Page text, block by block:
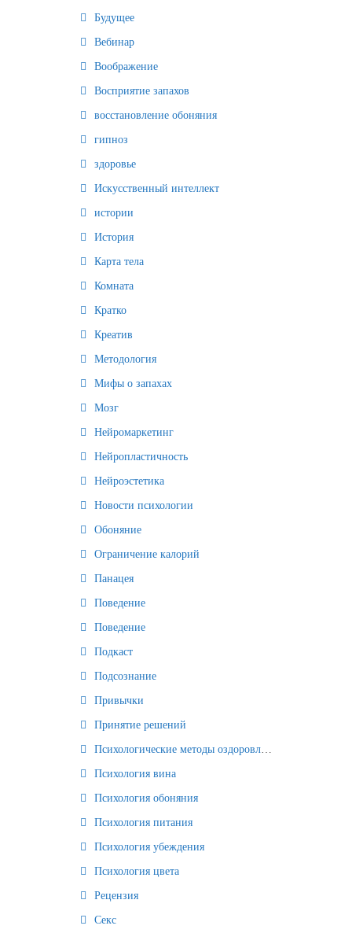
Будущее
Вебинар
Воображение
Восприятие запахов
восстановление обоняния
гипноз
здоровье
Искусственный интеллект
истории
История
Карта тела
Комната
Кратко
Креатив
Методология
Мифы о запахах
Мозг
Нейромаркетинг
Нейропластичность
Нейроэстетика
Новости психологии
Обоняние
Ограничение калорий
Панацея
Поведение
Поведение
Подкаст
Подсознание
Привычки
Принятие решений
Психологические методы оздоровления и омоложения
Психология вина
Психология обоняния
Психология питания
Психология убеждения
Психология цвета
Рецензия
Секс